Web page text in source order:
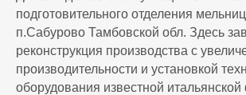
подготовительного отделения
п.Сабурово Тамбовской обл. Здесь
реконструкция производства с
производительности и установкой
оборудования известной